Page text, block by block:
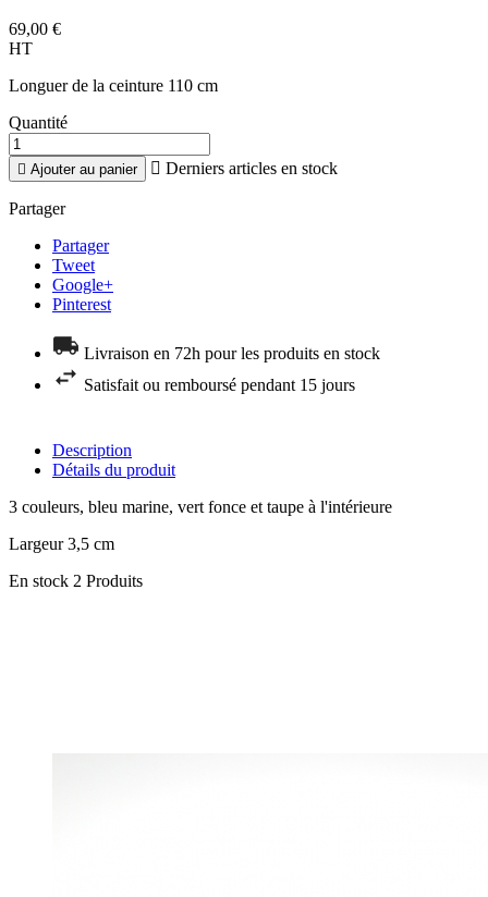
69,00 €
HT
Longuer de la ceinture 110 cm
Quantité
 Ajouter au panier  Derniers articles en stock
Partager
Partager
Tweet
Google+
Pinterest
Livraison en 72h pour les produits en stock
Satisfait ou remboursé pendant 15 jours
Description
Détails du produit
3 couleurs, bleu marine, vert fonce et taupe à l'intérieure
Largeur 3,5 cm
En stock 2 Produits